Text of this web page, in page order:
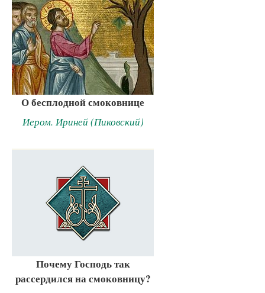
О бесплодной смоковнице
Иером. Ириней (Пиковский)
Почему Господь так
рассердился на смоковницу?